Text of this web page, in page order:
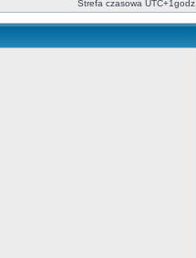
Strefa czasowa UTC+1godz.